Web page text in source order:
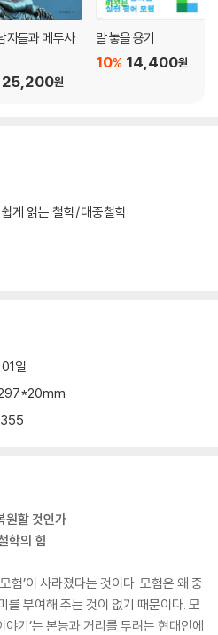
자들과 메두사
25,200원
말 놓을 용기
14,400원
10%
쉽게 읽는 철학/대중철학
일
원할 것인가
학의 힘
험’이 사라졌다는 것이다. 모험은 왜 중
를 부여해 주는 것이 없기 때문이다. 모
야기’는 본능과 거리를 두려는 현대인에